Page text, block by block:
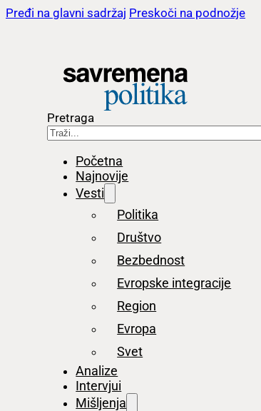
Pređi na glavni sadržaj Preskoči na podnožje
Pretraga
Početna
Najnovije
Vesti
Politika
Društvo
Bezbednost
Evropske integracije
Region
Evropa
Svet
Analize
Intervjui
Mišljenja